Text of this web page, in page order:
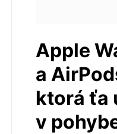
Apple
a
ktorá ťa
v